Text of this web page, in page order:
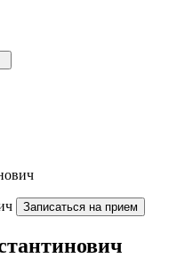
Записаться на прием